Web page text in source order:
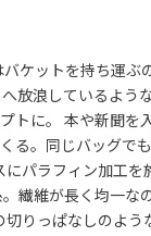
ケットを持ち運ぶ
放浪しているよう
トに。 本や新聞を
る。同じバッグで
パラフィン加工
繊維が長く均一な
りっぱなしのよ